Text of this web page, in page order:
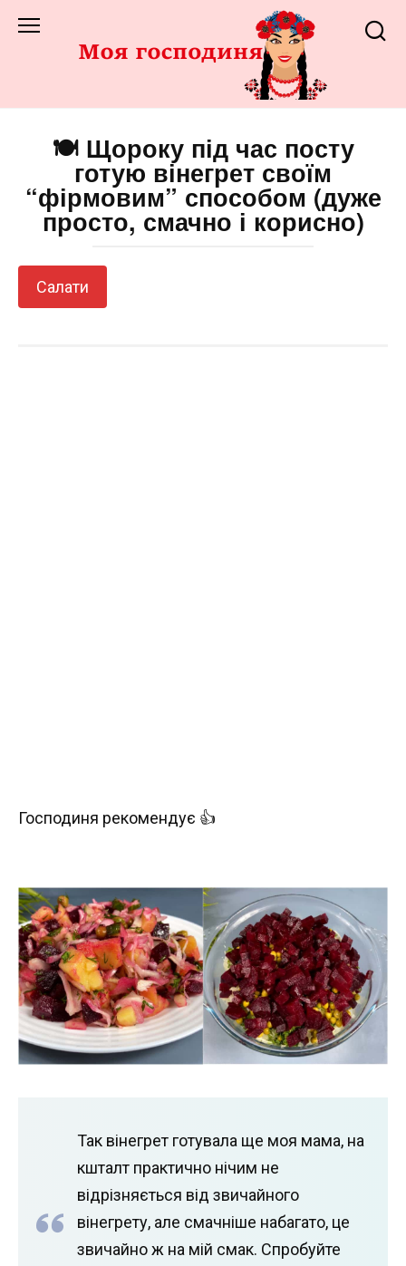
до
🍽️ Щороку під час посту
готую вінегрет своїм
“фірмовим” способом (дуже
просто, смачно і корисно)
Салати
Господиня рекомендує 👍
Так вінегрет готувала ще моя мама, на
кшталт практично нічим не
відрізняється від звичайного
вінегрету, але смачніше набагато, це
звичайно ж на мій смак. Спробуйте